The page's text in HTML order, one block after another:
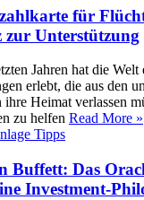
für
zur Unterstützung
Jahren hat die Welt
erlebt, die aus den
ihre Heimat verlassen
zu helfen Read More »
Buffett: Das
Investment-